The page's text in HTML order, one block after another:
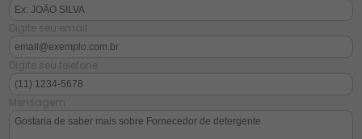
Digite seu email
Digite seu telefone
Mensagem